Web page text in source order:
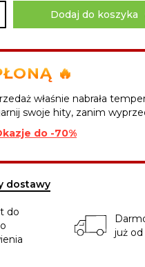
Dodaj do koszyka
🔥
właśnie nabrała
swoje hity, zanim
do -70%
dostawy
do
już od